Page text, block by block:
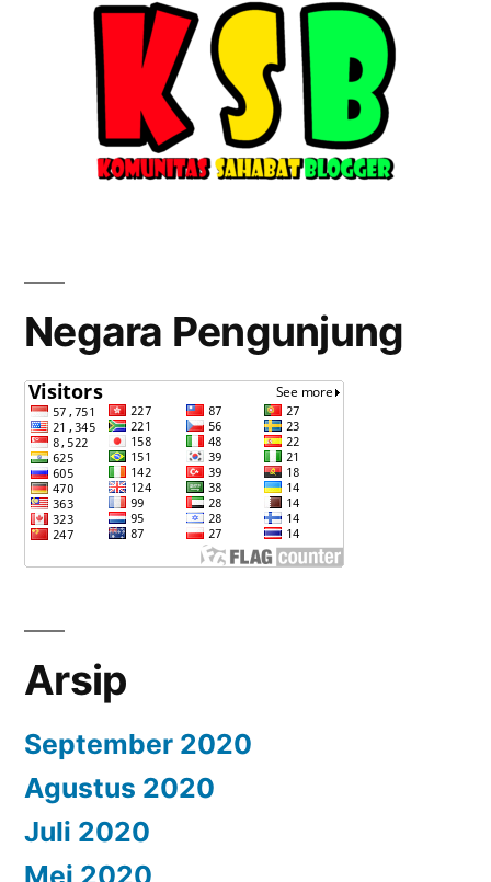
Negara Pengunjung
Arsip
September 2020
Agustus 2020
Juli 2020
Mei 2020